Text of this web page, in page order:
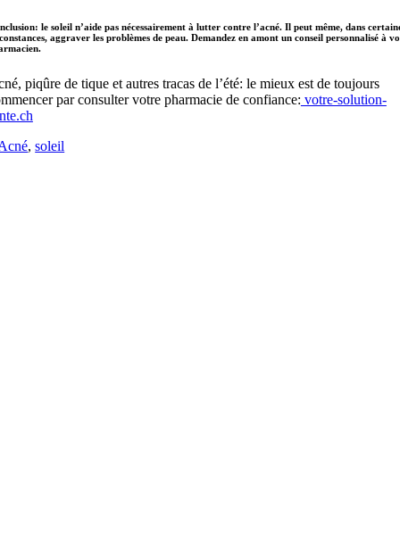
le soleil n’aide pas nécessairement à lutter contre l’acné. Il peut même, dans
aggraver les problèmes de peau. Demandez en amont un conseil personnalisé à
piqûre de tique et autres tracas de l’été: le mieux est de toujours
par consulter votre pharmacie de confiance: votre-solution-
,soleil